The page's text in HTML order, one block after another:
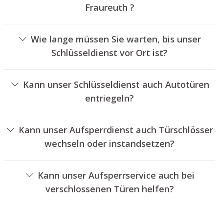
Fraureuth ?
unterschiedlichen Optionen ab, wie zum Beispiel der Art
des Schlosses, der Dauer der Arbeiten und eventuellen
Kilometerpauschalen. Wir bieten unseren Kunden
Wie lange müssen Sie warten, bis unser
Schlüsseldienst vor Ort ist?
innerhalb von einer halben Stunde vor Ort. Die reelle
Wartezeit hängt von dem Ortsunterschied des
Einsatzortes zu unserem Unternehmen und den
Kann unser Schlüsseldienst auch Autotüren
entriegeln?
Kann unser Aufsperrdienst auch Türschlösser
wechseln oder instandsetzen?
Schlössern an.Kann unser Aufsperrservice auch bei
verschlossenen Türen helfen?